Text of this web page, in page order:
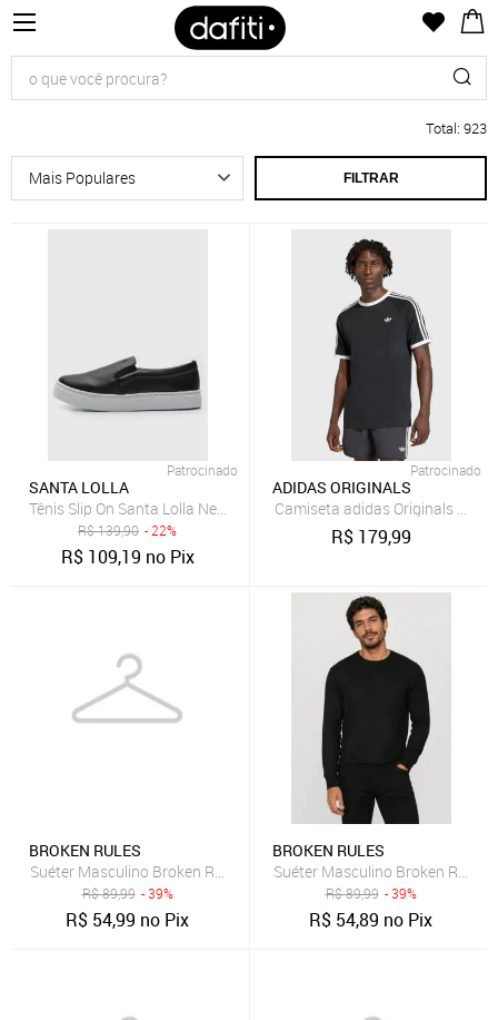
Total: 923
FILTRAR
Patrocinado
SANTA LOLLA
Tênis Slip On Santa Lolla New Preto
R$139,90 - 22%
R$ 109,19 no Pix
Patrocinado
ADIDAS ORIGINALS
Camiseta adidas Originals 3
R$ 179,99
BROKEN RULES
Suéter Masculino Broken Rules Gola Redonda Marrom
R$89,99 - 39%
R$ 54,99 no Pix
BROKEN RULES
Suéter Masculino Broken Rules
R$89,99 - 39%
R$ 54,89 no Pix